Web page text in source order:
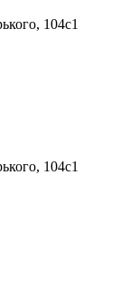
104с1
104с1